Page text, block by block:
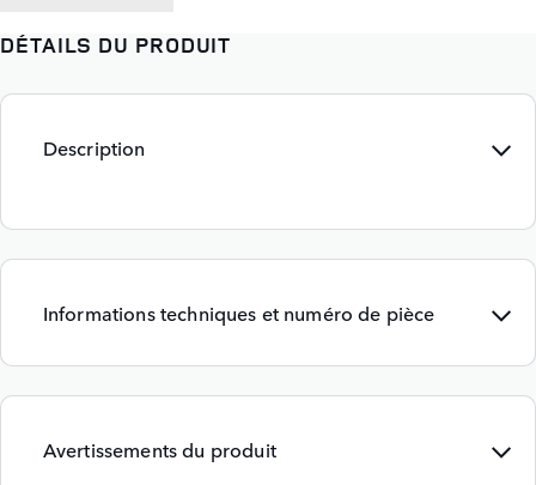
DÉTAILS DU PRODUIT
Description
Informations techniques et numéro de pièce
Avertissements du produit